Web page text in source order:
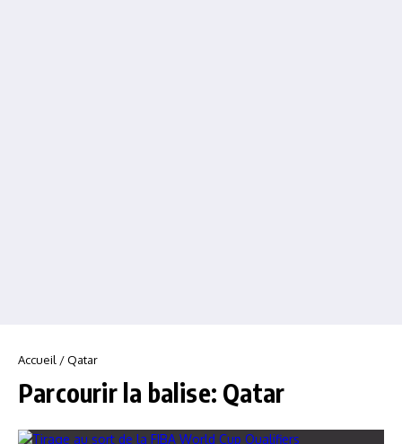
Accueil /Qatar
Parcourir la balise: Qatar